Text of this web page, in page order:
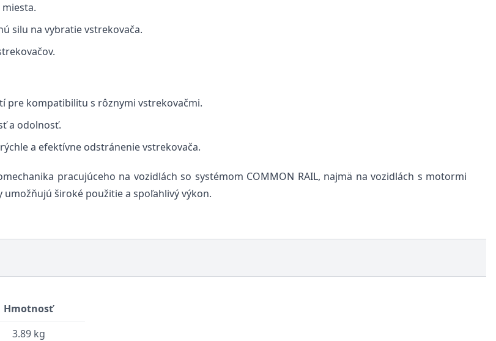
silu na vybratie vstrekovača.
pre kompatibilitu s rôznymi vstrekovačmi.
a odolnosť.
a efektívne odstránenie vstrekovača.
pracujúceho na vozidlách so systémom COMMON RAIL, najmä na vozidlách s motormi
umožňujú široké použitie a spoľahlivý výkon.
Hmotnosť
3.89 kg